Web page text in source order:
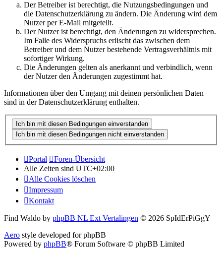
Der Betreiber ist berechtigt, die Nutzungsbedingungen und
die Datenschutzerklärung zu ändern. Die Änderung wird dem
Nutzer per E-Mail mitgeteilt.
Der Nutzer ist berechtigt, den Änderungen zu widersprechen.
Im Falle des Widerspruchs erlischt das zwischen dem
Betreiber und dem Nutzer bestehende Vertragsverhältnis mit
sofortiger Wirkung.
Die Änderungen gelten als anerkannt und verbindlich, wenn
der Nutzer den Änderungen zugestimmt hat.
Informationen über den Umgang mit deinen persönlichen Daten
sind in der Datenschutzerklärung enthalten.
Portal
Foren-Übersicht
Alle Zeiten sind UTC+02:00
Alle Cookies löschen
Impressum
Kontakt
Find Waldo by phpBB NL Ext Vertalingen © 2026 SpIdErPiGgY
Aero style developed for phpBB
Powered by phpBB® Forum Software © phpBB Limited